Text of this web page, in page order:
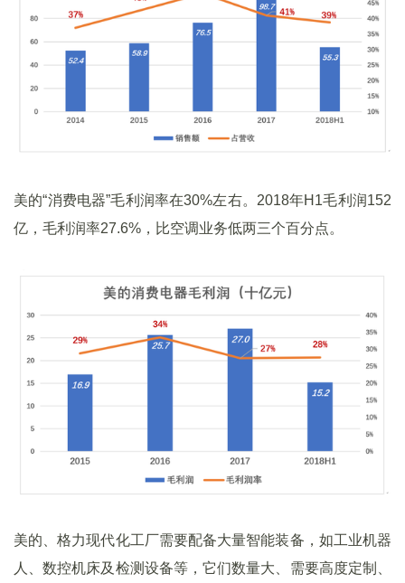
美的“消费电器”毛利润率在30%左右。2018年H1毛利润152
亿，毛利润率27.6%，比空调业务低两三个百分点。
美的、格力现代化工厂需要配备大量智能装备，如工业机器
人、数控机床及检测设备等，它们数量大、需要高度定制、